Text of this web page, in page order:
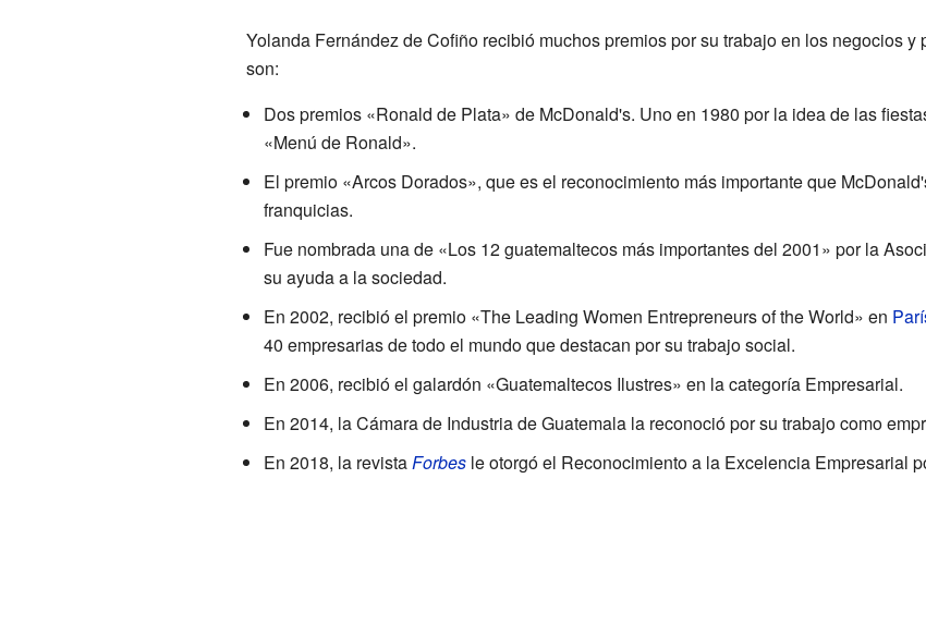
Yolanda Fernández de Cofiño recibió muchos premios por su trabajo en los negocios
son:
Dos premios «Ronald de Plata» de McDonald's. Uno en 1980 por la idea de las
«Menú de Ronald».
El premio «Arcos Dorados», que es el reconocimiento más importante que
franquicias.
Fue nombrada una de «Los 12 guatemaltecos más importantes del 2001» por la
su ayuda a la sociedad.
En 2002, recibió el premio «The Leading Women Entrepreneurs of the World» en
40 empresarias de todo el mundo que destacan por su trabajo social.
En 2006, recibió el galardón «Guatemaltecos Ilustres» en la categoría Empresarial.
En 2014, la Cámara de Industria de Guatemala la reconoció por su trabajo como
En 2018, la revistaForbesle otorgó el Reconocimiento a la Excelencia Empresarial